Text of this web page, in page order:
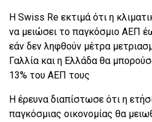
Η Swiss Re εκτιμά ότι η
να μειώσει το παγκόσμιο ΑΕΠ
εάν δεν ληφθούν μέτρα
Γαλλία και η Ελλάδα θα
13% του ΑΕΠ τους
Η έρευνα διαπίστωσε ότι η
παγκόσμιας οικονομίας θα